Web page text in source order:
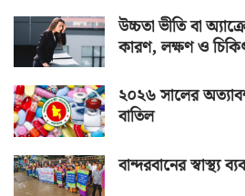
উচ্চতা ভীতি বা
কারণ, লক্ষণ ও
২০২৬ সালের
বাতিল
বান্দরবানের স্বাস্থ্য